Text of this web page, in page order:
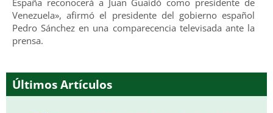
Venezuela», afirmó el presidente del gobierno español
Pedro Sánchez en una comparecencia televisada ante la
prensa.
Últimos Artículos